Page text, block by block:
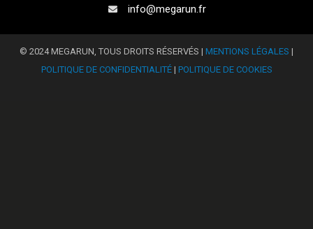
info@megarun.fr
© 2024 MEGARUN, TOUS DROITS RÉSERVÉS | MENTIONS LÉGALES |
POLITIQUE DE CONFIDENTIALITÉ| POLITIQUE DE COOKIES